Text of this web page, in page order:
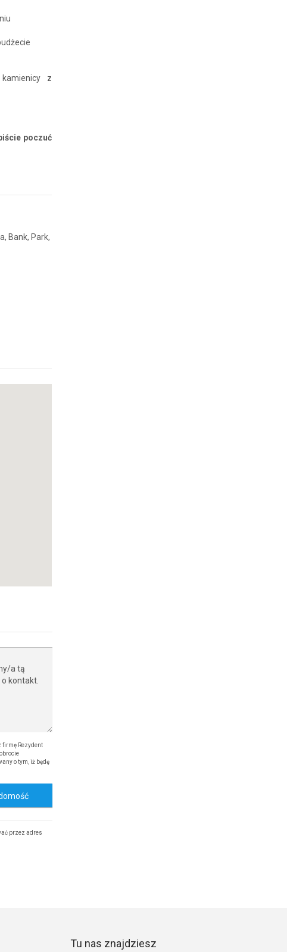
z
poczuć
Bank, Park,
Rezydent
o tym, iż będę
przez adres
Tu nas znajdziesz